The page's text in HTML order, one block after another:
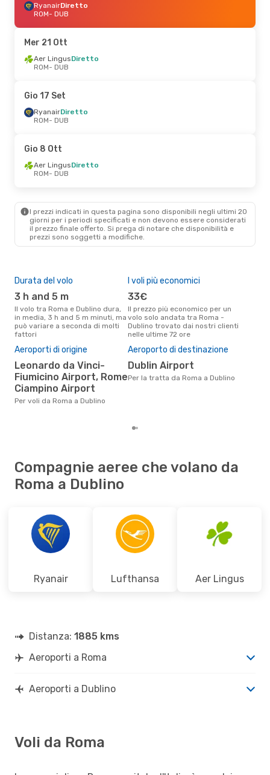
RyanairDiretto
ROM- DUB
DUB- ROM
Mer 14 Ott- Mer 21 Ott
RyanairDiretto
DUB - ROM
Aer Lingus
ROM- DUB
Aer LingusDiretto
DUB - ROM
Mer 21 Ott- Mer 21 Ott
Aer LingusDiretto
ROM - DUB
Aer LingusDiretto
DUB- ROM
RyanairDiretto
ROM- DUB
Mer 21 Ott
Aer LingusDiretto
ROM- DUB
Gio 17 Set
RyanairDiretto
ROM- DUB
Gio 8 Ott
Aer LingusDiretto
ROM- DUB
I prezzi indicati in questa pagina sono disponibili negli ultimi 20
giorni per i periodi specificati e non devono essere considerati
il ​​prezzo finale offerto. Si prega di notare che disponibilità e
prezzi sono soggetti a modifiche.
Durata del volo
3 h and 5 m
Il volo tra Roma e Dublino dura,
in media, 3 h and 5 m minuti, ma
può variare a seconda di molti
fattori
I voli più economici
33€
Il prezzo più economico per un
volo solo andata tra Roma -
Dublino trovato dai nostri clienti
nelle ultime 72 ore
Aeroporti di origine
Leonardo da Vinci-
Fiumicino Airport, Rome
Ciampino Airport
Per voli da Roma a Dublino
Aeroporto di destinazione
Dublin Airport
Per la tratta da Roma a Dublino
Compagnie aeree che volano da
Roma a Dublino
Ryanair Lufthansa Aer Lingus
Distanza: 1885 kms
Aeroporti a Roma
Aeroporti a Dublino
Voli da Roma